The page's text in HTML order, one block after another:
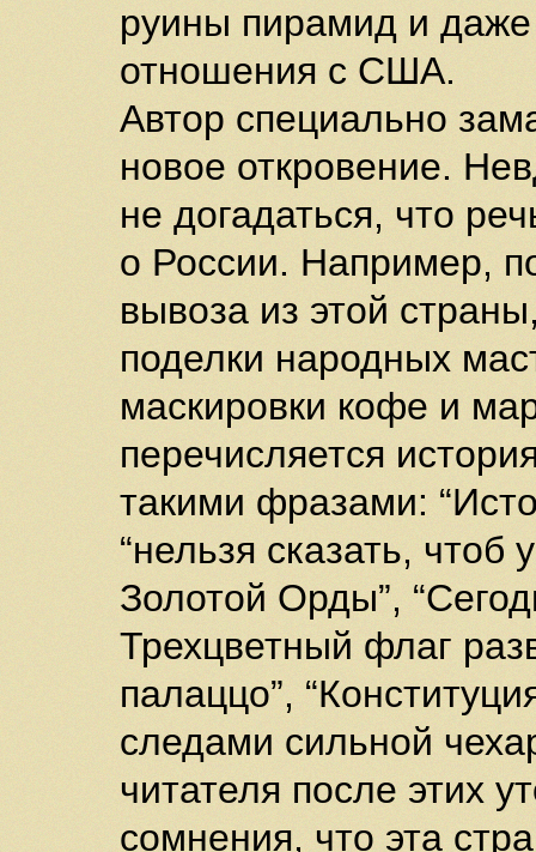
руины пирамид и
отношения с США.
Автор специально
новое откровение.
не догадаться, что
о России. Например,
вывоза из этой
поделки народных
маскировки кофе и
перечисляется
такими фразами:
“нельзя сказать, чтоб
Золотой Орды”,
Трехцветный флаг
палаццо”,
следами сильной
читателя после этих
сомнения, что эта